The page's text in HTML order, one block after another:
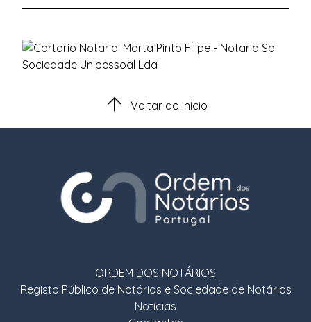
Voltar ao início
ORDEM DOS NOTÁRIOS
Registo Público de Notários e Sociedade de Notários
Notícias